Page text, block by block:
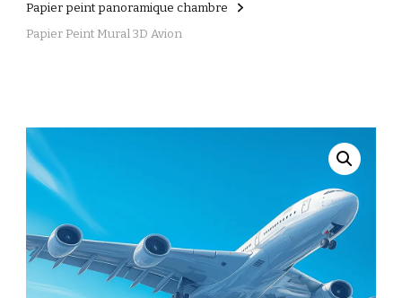
Papier peint panoramique chambre
Papier Peint Mural 3D Avion